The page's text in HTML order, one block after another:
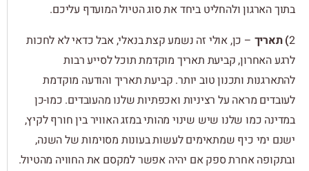
בתוך הארגון ולהחליט ביחד את סוג הטיול המועדף עליכם.
2) תאריך – כן, אולי זה נשמע קצת בנאלי, אבל כדאי לא לחכות
לרגע האחרון, קביעת תאריך מוקדמת תוכל לסייע רבות
להתארגנות ותכנון טוב יותר. קביעת תאריך והודעה מוקדמת
לעובדים מראה על רציניות ואכפתיות שלנו מהעובדים. כמו-כן
במדינה כמו שלנו שיש שינוי מהותי במזג האוויר בין חורף לקיץ,
ישנם ימי כיף שמתאימים לעשות בעונות מסוימות של השנה,
ובתקופה אחרת ספק אם יהיה אפשר למקסם את החוויה מהטיול.